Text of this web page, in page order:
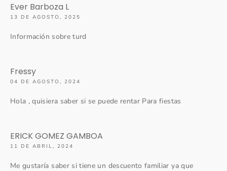
Ever Barboza L
13 DE AGOSTO, 2025
Información sobre turd
Fressy
04 DE AGOSTO, 2024
Hola , quisiera saber si se puede rentar Para fiestas
ERICK GOMEZ GAMBOA
11 DE ABRIL, 2024
Me gustaría saber si tiene un descuento familiar ya que